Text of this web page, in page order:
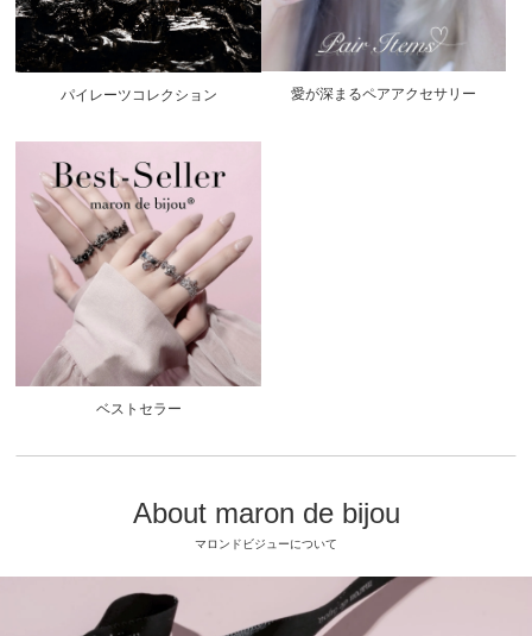
パイレーツコレクション 愛が深まるペアアクセサリー
ベストセラー
About maron de bijou
マロンドビジューについて